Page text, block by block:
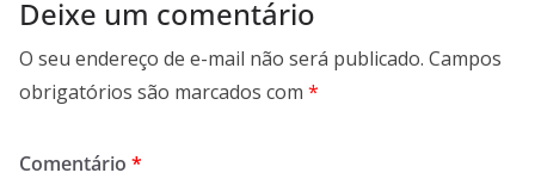
Deixe um comentário
O seu endereço de e-mail não será publicado. Campos
obrigatórios são marcados com *
Comentário *